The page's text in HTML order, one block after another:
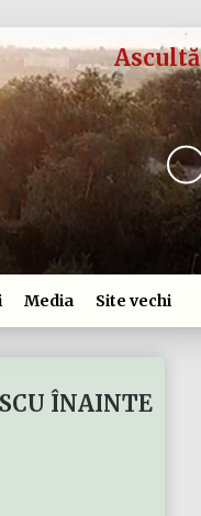
Ascultă
Media Site vechi
ÎNAINTE